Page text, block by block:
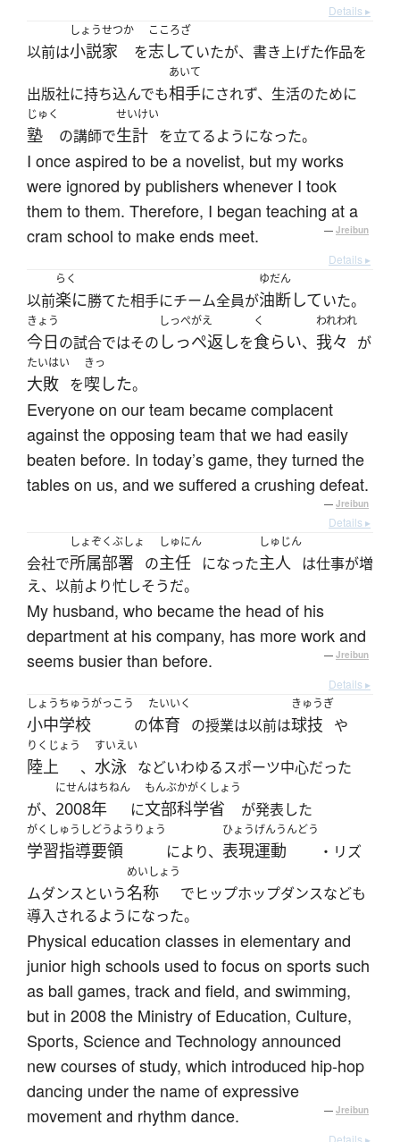
Details ▸
以前は
しょうせつか
小説家 を
こころざ
志していたが、書き上げた作品を
出版社に持ち込んでも
あいて
相手にされず、生活のために
じゅく
塾 の講師で
せいけい
生計 を立てるようになった。
I once aspired to be a novelist, but my works
were ignored by publishers whenever I took
them to them. Therefore, I began teaching at a
cram school to make ends meet.
— Jreibun
Details ▸
以前
らく
楽に勝てた相手にチーム全員が
ゆだん
油断していた。
きょう
今日の試合ではその
しっぺがえ
しっぺ返しを
く
食らい、
われわれ
我々 が
たいはい
大敗 を
きっ
喫した。
Everyone on our team became complacent
against the opposing team that we had easily
beaten before. In today’s game, they turned the
tables on us, and we suffered a crushing defeat.
— Jreibun
Details ▸
会社で
しょぞくぶしょ
所属部署 の
しゅにん
主任 になった
しゅじん
主人 は仕事が増
え、以前より忙しそうだ。
My husband, who became the head of his
department at his company, has more work and
seems busier than before.
— Jreibun
Details ▸
しょうちゅうがっこう
小中学校 の
たいいく
体育 の授業は以前は
きゅうぎ
球技 や
りくじょう
陸上 、
すいえい
水泳 などいわゆるスポーツ中心だった
が、
にせんはちねん
2008年 に
もんぶかがくしょう
文部科学省 が発表した
がくしゅうしどうようりょう
学習指導要領 により、
ひょうげんうんどう
表現運動 ・リズ
ムダンスという
めいしょう
名称
でヒップホップダンスなども
導入されるようになった。
Physical education classes in elementary and
junior high schools used to focus on sports such
as ball games, track and field, and swimming,
but in 2008 the Ministry of Education, Culture,
Sports, Science and Technology announced
new courses of study, which introduced hip-hop
dancing under the name of expressive
movement and rhythm dance.
— Jreibun
Details ▸